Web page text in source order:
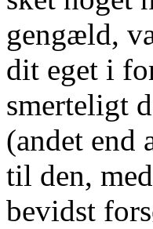
gengæld,
dit eget i
smerteligt
(andet end
til den,
bevidst